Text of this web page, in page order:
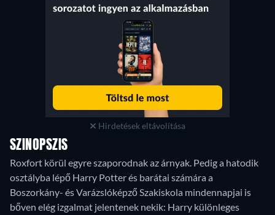
Hirdetések eltávolítása
SZINOPSZIS
Roxfort körül egyre szaporodnak az árnyak. Pedig a hatodik
osztályba lépő Harry Potter és barátai számára a
Boszorkány- és Varázslóképző Szakiskola mindennapjai is
bőven elég izgalmat jelentenek nekik: Harry különleges